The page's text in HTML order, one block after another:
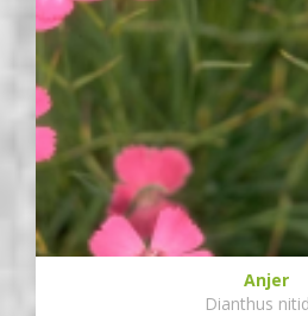
Anjer
Dianthus